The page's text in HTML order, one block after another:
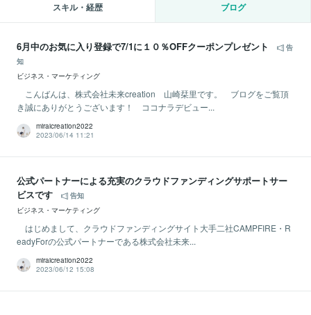
スキル・経歴 ブログ
6月中のお気に入り登録で7/1に１０％OFFクーポンプレゼント
告
知
ビジネス・マーケティング
こんばんは、株式会社未来creation 山崎栞里です。 ブログをご覧頂
き誠にありがとうございます！ ココナラデビュー...
miraicreation2022
2023/06/14 11:21
公式パートナーによる充実のクラウドファンディングサポートサー
ビスです
告知
ビジネス・マーケティング
はじめまして、クラウドファンディングサイト大手二社CAMPFIRE・R
eadyForの公式パートナーである株式会社未来...
miraicreation2022
2023/06/12 15:08